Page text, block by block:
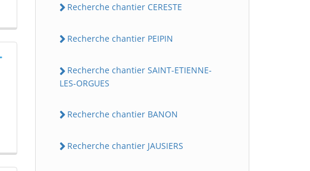
Recherche chantier CERESTE
Recherche chantier PEIPIN
Recherche chantier SAINT-ETIENNE-
LES-ORGUES
Recherche chantier BANON
Recherche chantier JAUSIERS